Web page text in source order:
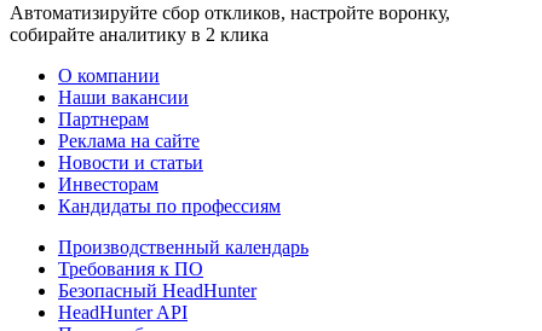
Автоматизируйте сбор откликов, настройте воронку,
собирайте аналитику в 2 клика
О компании
Наши вакансии
Партнерам
Реклама на сайте
Новости и статьи
Инвесторам
Кандидаты по профессиям
Производственный календарь
Требования к ПО
Безопасный HeadHunter
HeadHunter API